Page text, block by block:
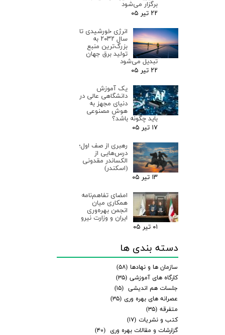
برگزار می‌شود
۲۲ تیر ۰۵
انرژی خورشیدی تا
سال ۲۰۳۲ به
بزرگ‌ترین منبع
تولید برق جهان
تبدیل می‌شود
۲۲ تیر ۰۵
یک آموزش
دانشگاهی عالی در
دنیای مجهز به
هوش مصنوعی
باید چگونه باشد؟
۱۷ تیر ۰۵
رهبری از صف اول؛
درس‌هایی از
الکساندر مقدونی
(اسکندر)
۱۳ تیر ۰۵
امضای تفاهم‌نامه
همکاری میان
انجمن بهره‌وری
ایران و وزارت نیرو
۰۱ تیر ۰۵
دسته بندی ها
سازمان ها و نهادها (۵۸)
کارگاه های آموزشی (۳۵)
جلسات هم اندیشی (۱۵)
عصرانه های بهره وری (۳۵)
متفرقه (۳۵)
کتب و نشریات (۱۷)
گزارشات و مقالات بهره وری
(۴۰)